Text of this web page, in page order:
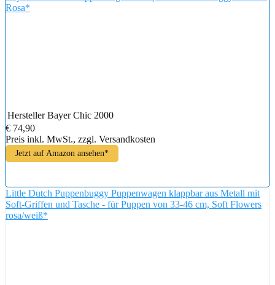
Rosa*
Hersteller Bayer Chic 2000
€ 74,90
Preis inkl. MwSt., zzgl. Versandkosten
Jetzt auf Amazon ansehen*
Little Dutch Puppenbuggy Puppenwagen klappbar aus Metall mit
Soft-Griffen und Tasche - für Puppen von 33-46 cm, Soft Flowers
rosa/weiß*